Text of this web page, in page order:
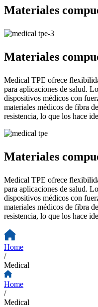
Materiales
Materiales
Medical TPE ofrece
para aplicaciones de salud.
dispositivos médicos con
materiales médicos de fibra
resistencia, lo que los hace
Materiales
Medical TPE ofrece
para aplicaciones de salud.
dispositivos médicos con
materiales médicos de fibra
resistencia, lo que los hace
Home
/
Medical
Home
/
Medical